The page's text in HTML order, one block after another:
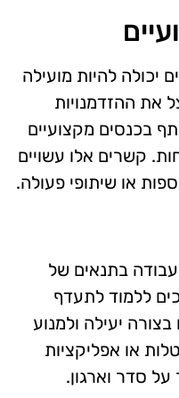
יכולה להיות מועילה
את ההזדמנויות
בכנסים מקצועיים
קשרים אלו עשויים
או שיתופי פעולה.
בעבודה בתנאים של
ללמוד לתעדף
יעילה ולמנוע
או אפליקציות
על סדר וארגון.